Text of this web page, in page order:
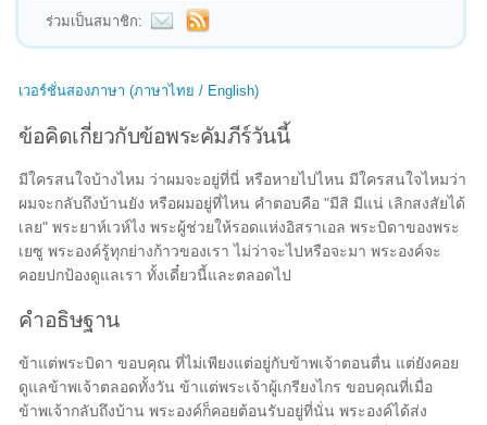
ร่วมเป็นสมาชิก:
เวอร์ชั่นสองภาษา (ภาษาไทย / English)
ข้อคิดเกี่ยวกับข้อพระคัมภีร์วันนี้
มีใครสนใจบ้างไหม ว่าผมจะอยู่ที่นี่ หรือหายไปไหน มีใครสนใจไหมว่า
ผมจะกลับถึงบ้านยัง หรือผมอยู่ที่ไหน คำตอบคือ "มีสิ มีแน่ เลิกสงสัยได้
เลย" พระยาห์เวห์ไง พระผู้ช่วยให้รอดแห่งอิสราเอล พระบิดาของพระ
เยซู พระองค์รู้ทุกย่างก้าวของเรา ไม่ว่าจะไปหรือจะมา พระองค์จะ
คอยปกป้องดูแลเรา ทั้งเดี๋ยวนี้และตลอดไป
คำอธิษฐาน
ข้าแต่พระบิดา ขอบคุณ ที่ไม่เพียงแต่อยู่กับข้าพเจ้าตอนตื่น แต่ยังคอย
ดูแลข้าพเจ้าตลอดทั้งวัน ข้าแต่พระเจ้าผู้เกรียงไกร ขอบคุณที่เมื่อ
ข้าพเจ้ากลับถึงบ้าน พระองค์ก็คอยต้อนรับอยู่ที่นั่น พระองค์ได้ส่ง